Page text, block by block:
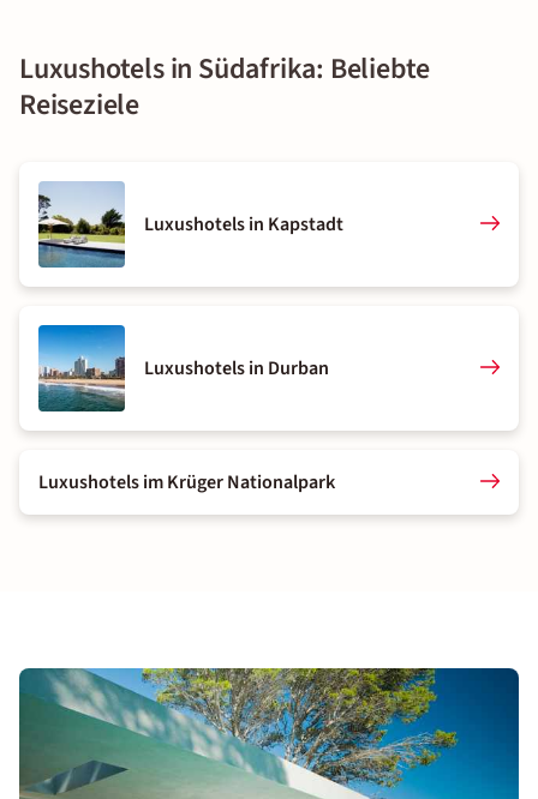
Luxushotels in Südafrika: Beliebte
Reiseziele
Luxushotels in Kapstadt
Luxushotels in Durban
Luxushotels im Krüger Nationalpark